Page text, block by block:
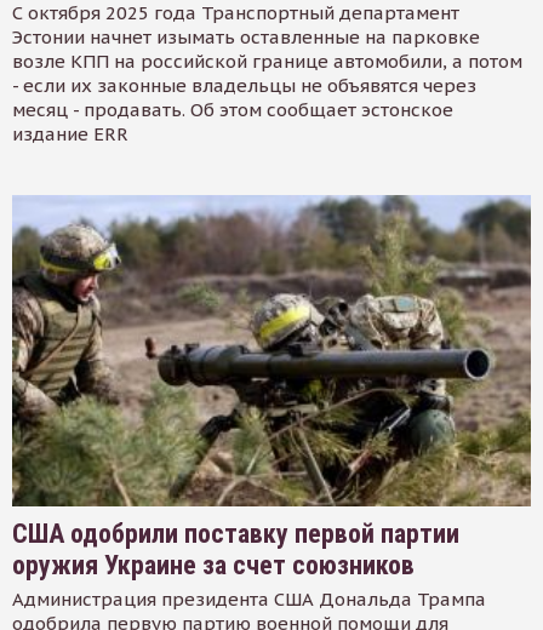
С октября 2025 года Транспортный департамент
Эстонии начнет изымать оставленные на парковке
возле КПП на российской границе автомобили, а потом
- если их законные владельцы не объявятся через
месяц - продавать. Об этом сообщает эстонское
издание ERR
США одобрили поставку первой партии
оружия Украине за счет союзников
Администрация президента США Дональда Трампа
одобрила первую партию военной помощи для